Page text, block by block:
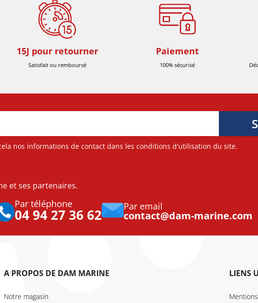
15J pour retourner
Satisfait ou remboursé
Paiement
100% sécurisé
nos informations de contact dans les conditions d'utilisation du site.
et ses partenaires.
Par téléphone
04 94 27 36 62 Par email
contact@dam-marine.com
A PROPOS DE DAM MARINE
Notre magasin
LIENS